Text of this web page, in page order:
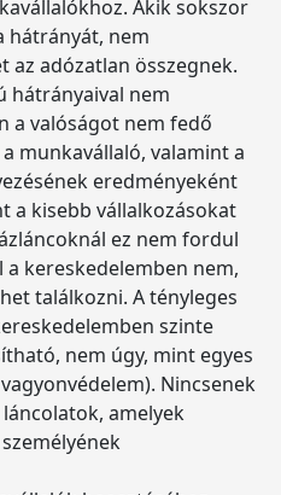
Akik sokszor
hátrányát, nem
adózatlan összegnek.
hátrányaival nem
a valóságot nem fedő
munkavállaló, valamint a
eredményeként
a kisebb vállalkozásokat
ez nem fordul
kereskedelemben nem,
találkozni. A tényleges
szinte
nem úgy, mint egyes
Nincsenek
amelyek